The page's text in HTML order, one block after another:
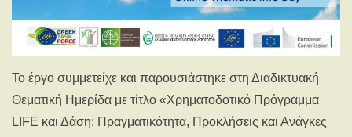
Το έργο συμμετείχε και παρουσιάστηκε στη Διαδικτυακή
Θεματική Ημερίδα με τίτλο «Χρηματοδοτικό Πρόγραμμα
LIFE και Δάση: Πραγματικότητα, Προκλήσεις και Ανάγκες